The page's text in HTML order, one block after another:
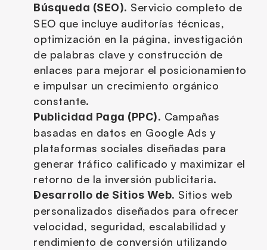
Búsqueda (SEO). Servicio completo de
SEO que incluye auditorías técnicas,
optimización en la página, investigación
de palabras clave y construcción de
enlaces para mejorar el posicionamiento
e impulsar un crecimiento orgánico
constante.
Publicidad Paga (PPC). Campañas
basadas en datos en Google Ads y
plataformas sociales diseñadas para
generar tráfico calificado y maximizar el
retorno de la inversión publicitaria.
Desarrollo de Sitios Web. Sitios web
personalizados diseñados para ofrecer
velocidad, seguridad, escalabilidad y
rendimiento de conversión utilizando